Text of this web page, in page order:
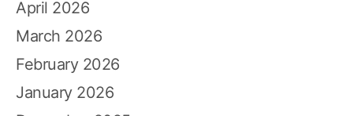
April 2026
March 2026
February 2026
January 2026